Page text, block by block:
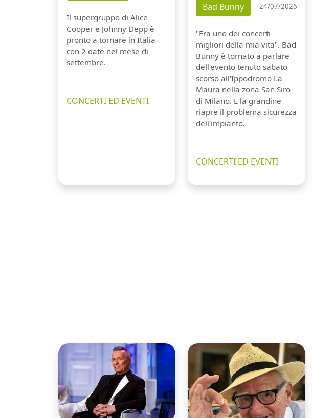
Il supergruppo di Alice
Cooper e Johnny Depp è
pronto a tornare in Italia
con 2 date nel mese di
settembre.
CONCERTI ED EVENTI
Bad Bunny 24/07/2026
"Era uno dei concerti
migliori della mia vita". Bad
Bunny è tornato a parlare
dell'evento tenuto sabato
scorso all'Ippodromo La
Maura nella zona San Siro
di Milano. E la grandine
riapre il problema sicurezza
dell'impianto.
CONCERTI ED EVENTI